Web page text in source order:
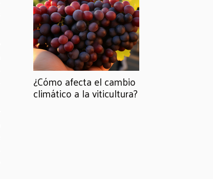
¿Cómo afecta el cambio
climático a la viticultura?